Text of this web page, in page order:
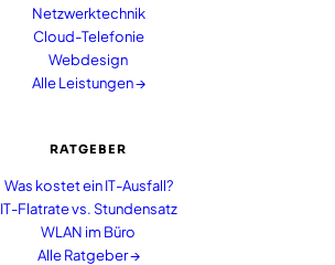
Netzwerktechnik
Cloud-Telefonie
Webdesign
Alle Leistungen →
RATGEBER
Was kostet ein IT-Ausfall?
IT-Flatrate vs. Stundensatz
WLAN im Büro
Alle Ratgeber →